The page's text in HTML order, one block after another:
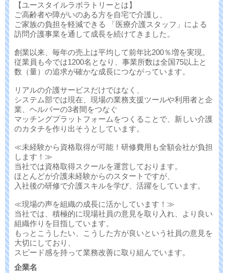
【ユースタイルラボラトリーとは】
ご高齢者や障がいのある方を自宅で介護し、
ご家族の負担を軽減できる 「医療介護スタッフ」による
訪問介護事業を通して成長を続けてきました。
創業以来、毎年の売上は平均して前年比200％増を実現。
従業員も今では1200名となり、事業所数は全国75以上と
数（量）の追求が確かな成長につながっています。
リアルの介護サービスだけではなく、
システム部では現在、現場の業務支援ツールや利用者と企
業、ヘルパーの3者間をつなぐ
マッチングプラットフォームをつくることで、新しい介護
のカタチを作り出そうとしています。
≪未経験から資格取得が可能！研修費用も全額会社が負担
します！≫
当社では資格取得スクールを運営しております。
ほとんどが介護未経験からのスタートですが、
入社後の研修で介護スキルを学び、活躍をしています。
≪現場の声を組織の成長に活かしています！≫
当社では、積極的に現場社員の意見を取り入れ、より良い
組織作りを目指しています。
もっとこうしたい、こうした方が良いという社員の意見を
大切にしており、
スピード感を持って業務改善に取り組んでいます。
企業名